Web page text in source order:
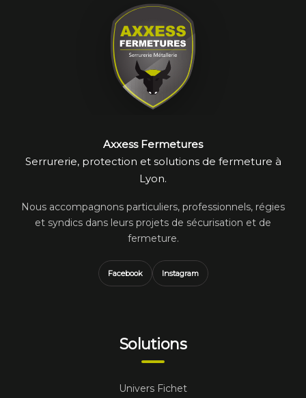
Axxess Fermetures
Serrurerie, protection et solutions de fermeture à
Lyon.
Nous accompagnons particuliers, professionnels, régies
et syndics dans leurs projets de sécurisation et de
fermeture.
Facebook Instagram
Solutions
Univers Fichet